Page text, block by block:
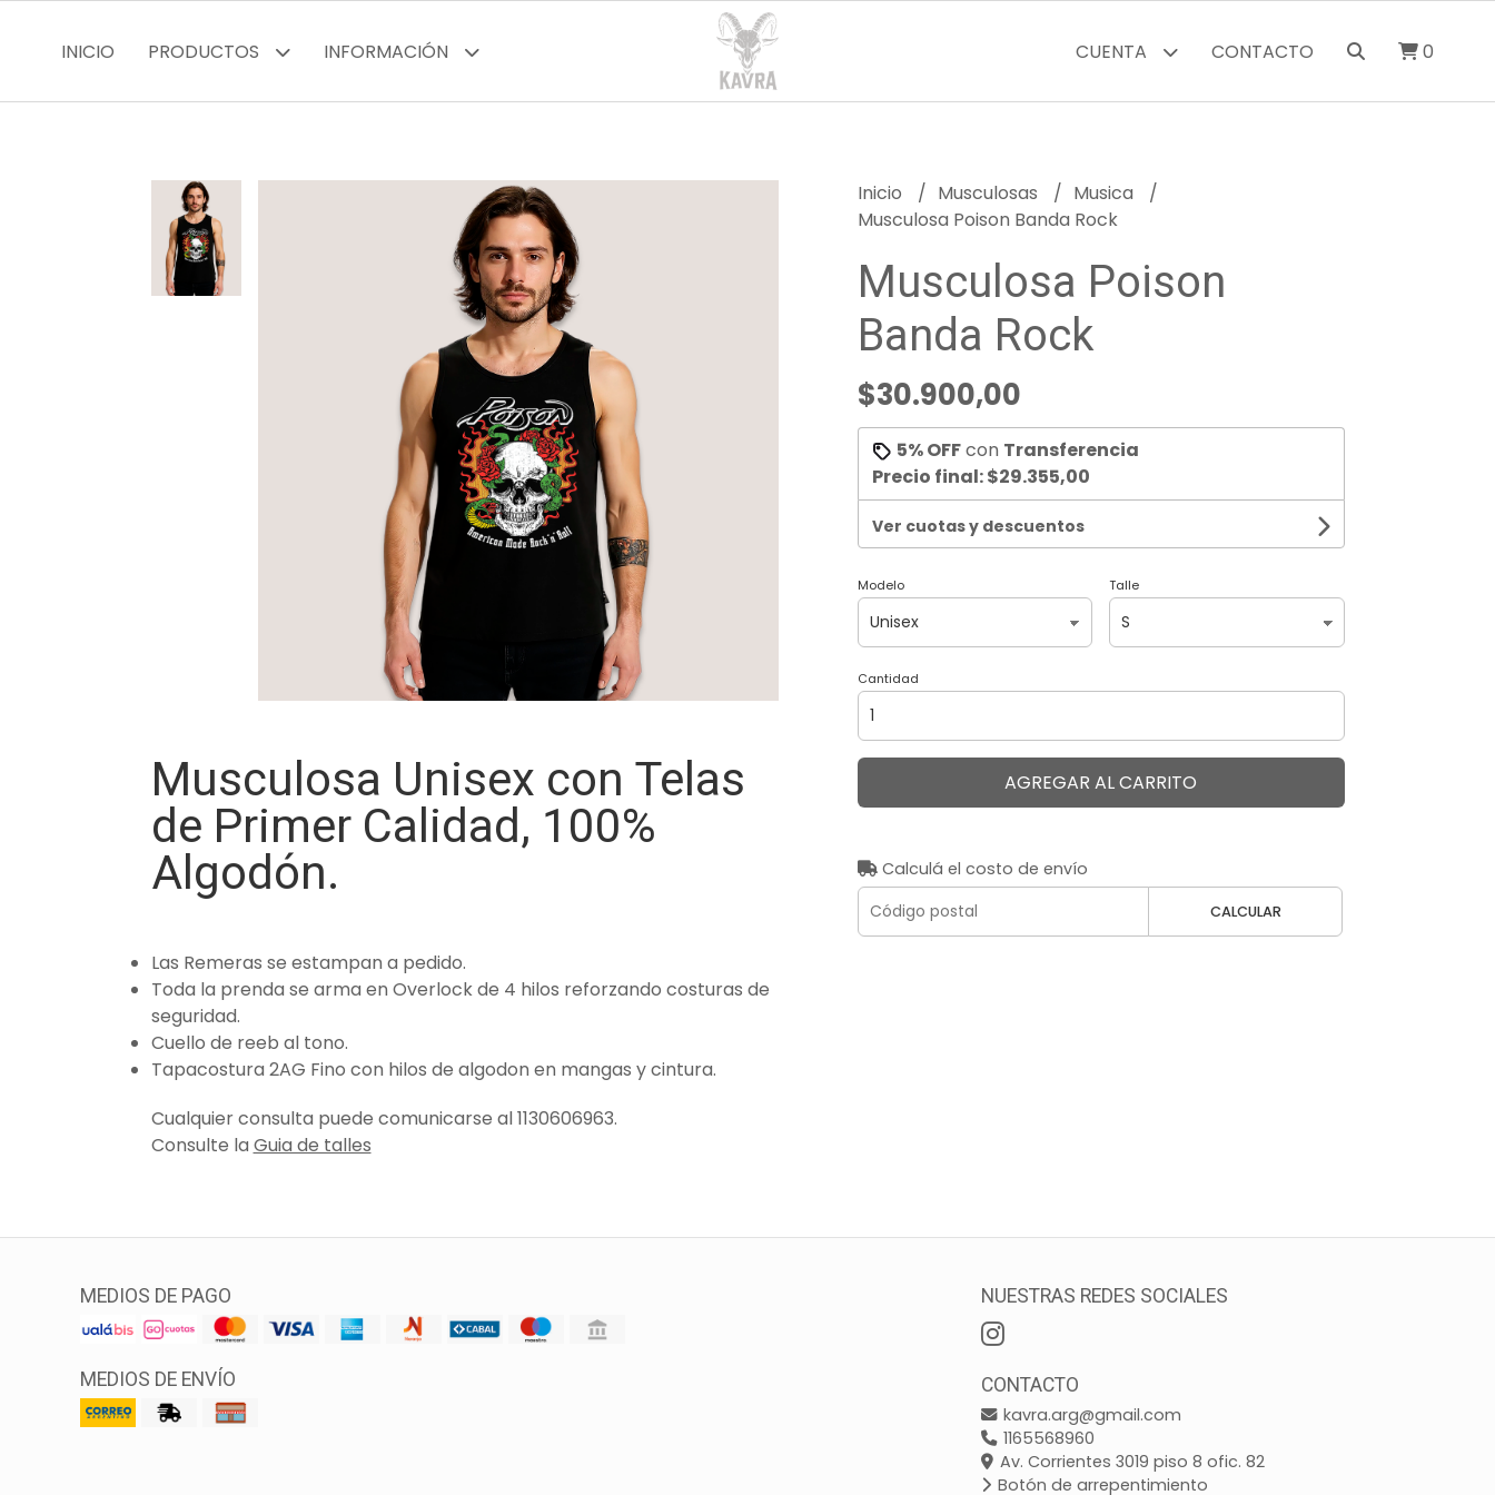
INICIO PRODUCTOS INFORMACIÓN CUENTA CONTACTO 0
Musculosa Unisex con Telas
de Primer Calidad, 100%
Algodón.
Las Remeras se estampan a pedido.
Toda la prenda se arma en Overlock de 4 hilos reforzando costuras de
seguridad.
Cuello de reeb al tono.
Tapacostura 2AG Fino con hilos de algodon en mangas y cintura.
Cualquier consulta puede comunicarse al 1130606963.
Consulte la Guia de talles
Inicio Musculosas
Musica
Musculosa Poison Banda Rock
Musculosa Poison
Banda Rock
$30.900,00
5% OFFcon Transferencia
Precio final:$29.355,00
Ver cuotas y descuentos
Modelo Talle
Cantidad
AGREGAR AL CARRITO
Calculá el costo de envío
CALCULAR
MEDIOS DE PAGO
MEDIOS DE ENVÍO
NUESTRAS REDES SOCIALES
CONTACTO
kavra.arg@gmail.com
1165568960
Av. Corrientes 3019 piso 8 ofic. 82
Botón de arrepentimiento